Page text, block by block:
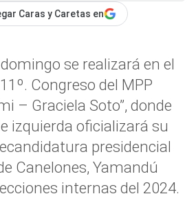
Caras y Caretas en
se realizará en el
Congreso del MPP
– Graciela Soto”, donde
izquierda oficializará su
presidencial
Canelones, Yamandú
internas del 2024.